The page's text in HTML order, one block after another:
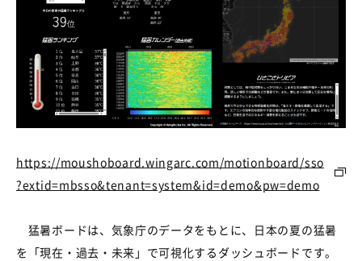
https://moushoboard.wingarc.com/motionboard/sso
?extid=mbsso&tenant=system&id=demo&pw=demo
猛暑ボードは、気象庁のデータをもとに、日本の夏の猛暑
を「現在・過去・未来」で可視化するダッシュボードです。